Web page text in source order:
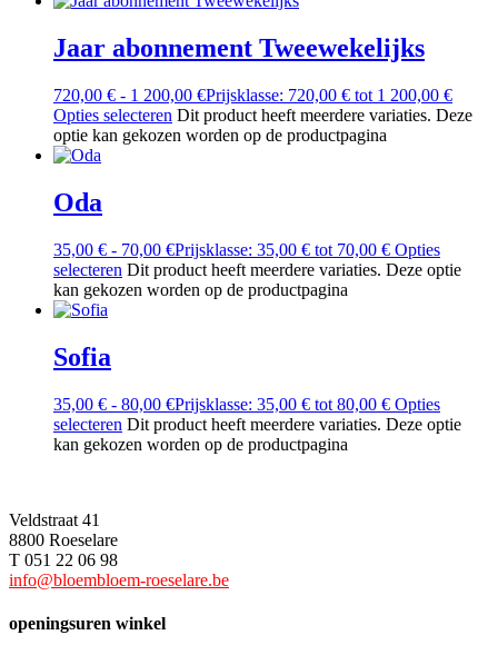
Jaar abonnement Tweewekelijks
720,00 € - 1 200,00 €Prijsklasse: 720,00 € tot 1 200,00 €
Opties selecteren Dit product heeft meerdere variaties. Deze
optie kan gekozen worden op de productpagina
Oda
35,00 € - 70,00 €Prijsklasse: 35,00 € tot 70,00 € Opties
selecteren Dit product heeft meerdere variaties. Deze optie
kan gekozen worden op de productpagina
Sofia
35,00 € - 80,00 €Prijsklasse: 35,00 € tot 80,00 € Opties
selecteren Dit product heeft meerdere variaties. Deze optie
kan gekozen worden op de productpagina
Veldstraat 41
8800 Roeselare
T 051 22 06 98
info@bloembloem-roeselare.be
openingsuren winkel